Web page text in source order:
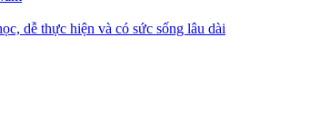
dễ thực hiện và có sức sống lâu dài